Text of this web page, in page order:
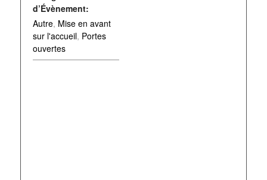
d’Évènement:
Autre, Mise en avant
sur l'accueil, Portes
ouvertes